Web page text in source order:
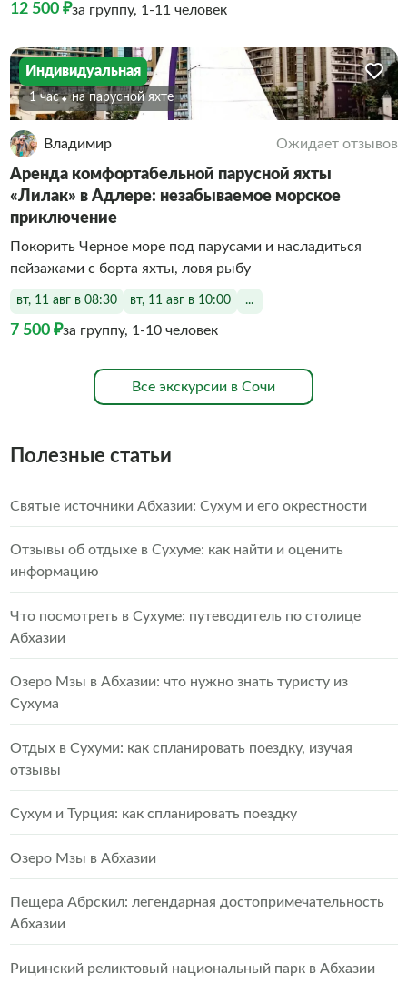
12 500 ₽за группу, 1-11 человек
Индивидуальная
1 час На парусной яхте
Владимир Ожидает отзывов
Аренда комфортабельной парусной яхты
«Лилак» в Адлере: незабываемое морское
приключение
Покорить Черное море под парусами и насладиться
пейзажами с борта яхты, ловя рыбу
вт, 11 авг в 08:30 вт, 11 авг в 10:00 ...
7 500 ₽за группу, 1-10 человек
Все экскурсии в Сочи
Полезные статьи
Святые источники Абхазии: Сухум и его окрестности
Отзывы об отдыхе в Сухуме: как найти и оценить
информацию
Что посмотреть в Сухуме: путеводитель по столице
Абхазии
Озеро Мзы в Абхазии: что нужно знать туристу из
Сухума
Отдых в Сухуми: как спланировать поездку, изучая
отзывы
Сухум и Турция: как спланировать поездку
Озеро Мзы в Абхазии
Пещера Абрскил: легендарная достопримечательность
Абхазии
Рицинский реликтовый национальный парк в Абхазии